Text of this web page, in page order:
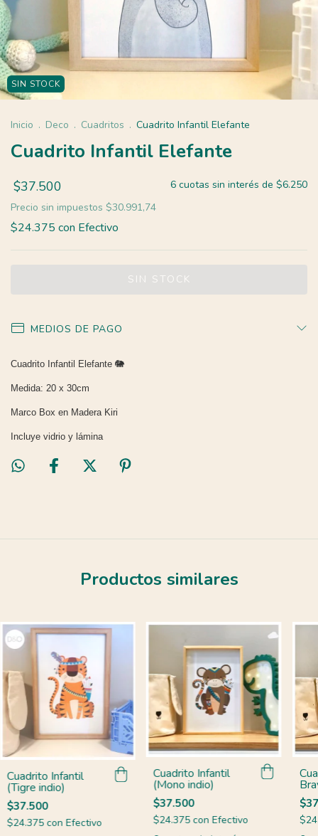
SIN STOCK
Inicio . Deco . Cuadritos . Cuadrito Infantil Elefante
Cuadrito Infantil Elefante
$37.500 6 cuotas sin interés de $6.250
Precio sin impuestos $30.991,74
$24.375 con Efectivo
MEDIOS DE PAGO
Cuadrito Infantil Elefante 🐘
Medida: 20 x 30cm
Marco Box en Madera Kiri
Incluye vidrio y lámina
Productos similares
Cuadrito Infantil
(Tigre indio)
$37.500
$24.375 con Efectivo
Cuadrito Infantil
(Mono indio)
$37.500
$24.375 con Efectivo